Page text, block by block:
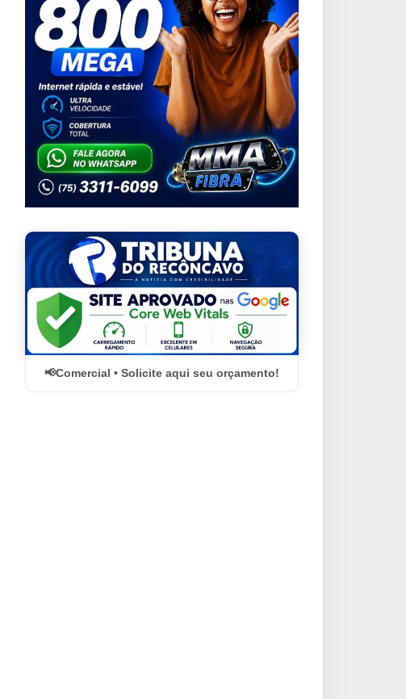
Comercial • Solicite aqui seu orçamento!